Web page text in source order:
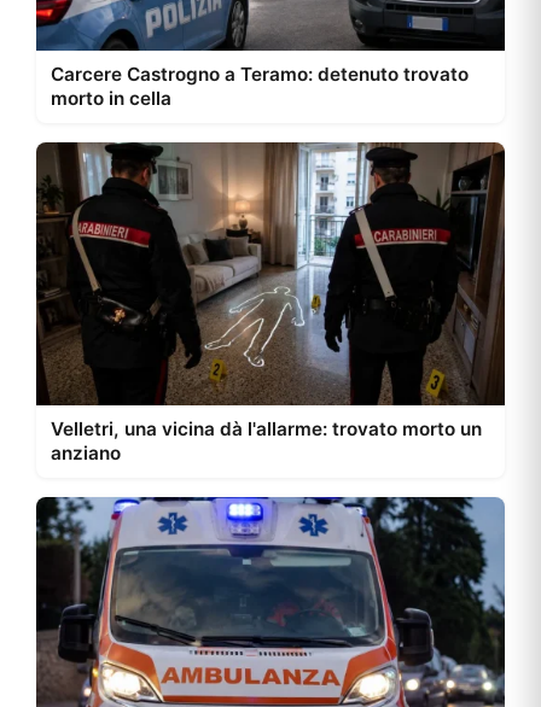
Carcere Castrogno a Teramo: detenuto trovato
morto in cella
Velletri, una vicina dà l'allarme: trovato morto un
anziano